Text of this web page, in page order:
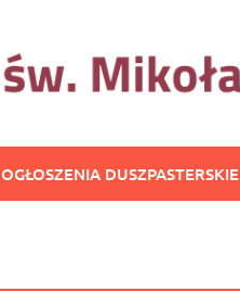
OGŁOSZENIA DUSZPASTERSKIE